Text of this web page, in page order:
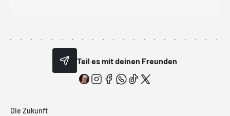
Teil es mit deinen Freunden
Die Zukunft